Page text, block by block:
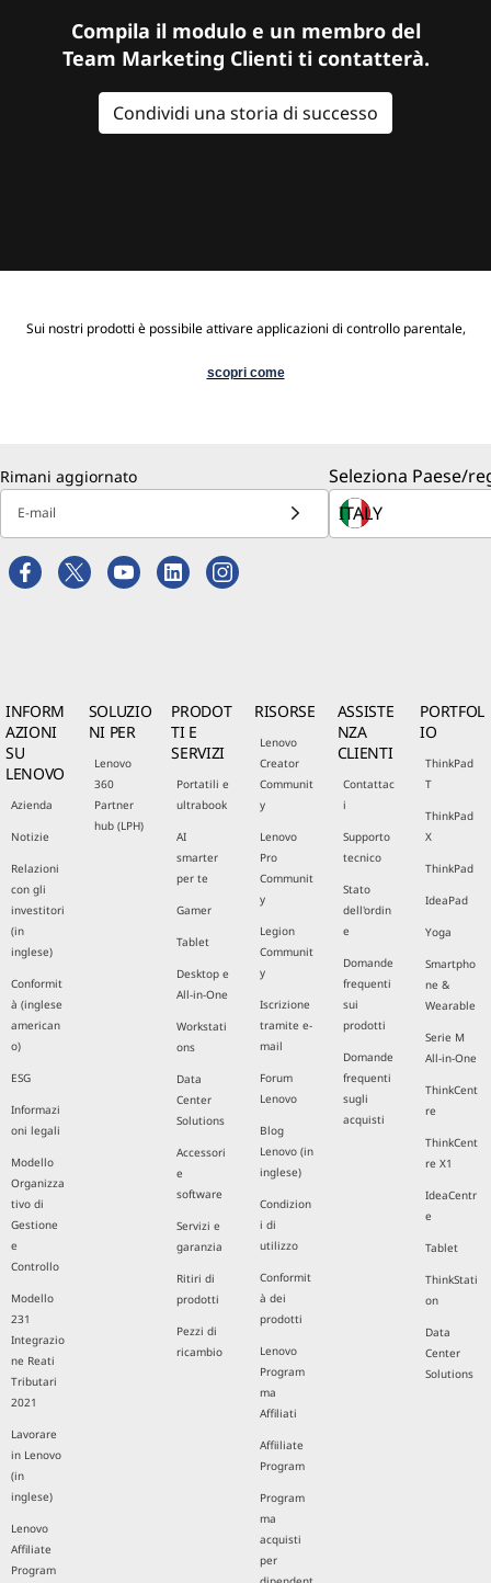
Compila il modulo e un membro del
Team Marketing Clienti ti contatterà.
Condividi una storia di successo
Sui nostri prodotti è possibile attivare applicazioni di controllo parentale,
scopri come
Rimani aggiornato
E-mail
Seleziona Paese/
INFORM
AZIONI
SU
LENOVO
Azienda
Notizie
Relazioni
con gli
investitori
(in
inglese)
Conformit
à (inglese
american
o)
ESG
Informazi
oni legali
Modello
Organizza
tivo di
Gestione
e
Controllo
Modello
231
Integrazio
ne Reati
Tributari
2021
Lavorare
in Lenovo
(in
inglese)
Lenovo
Affiliate
Program
SOLUZIO
NI PER
Lenovo
360
Partner
hub (LPH)
PRODOT
TI E
SERVIZI
Portatili e
ultrabook
AI
smarter
per te
Gamer
Tablet
Desktop e
All-in-One
Workstati
ons
Data
Center
Solutions
Accessori
e
software
Servizi e
garanzia
Ritiri di
prodotti
Pezzi di
ricambio
RISORSE
Lenovo
Creator
Communit
y
Lenovo
Pro
Communit
y
Legion
Communit
y
Iscrizione
tramite e-
mail
Forum
Lenovo
Blog
Lenovo (in
inglese)
Condizion
i di
utilizzo
Conformit
à dei
prodotti
Lenovo
Program
ma
Affiliati
Affiiliate
Program
Program
ma
acquisti
per
ASSISTE
NZA
CLIENTI
Contattac
i
Supporto
tecnico
Stato
dell'ordin
e
Domande
frequenti
sui
prodotti
Domande
frequenti
sugli
acquisti
PORTFOL
IO
ThinkPad
T
ThinkPad
X
ThinkPad
IdeaPad
Yoga
Smartpho
ne &
Wearable
Serie M
All-in-One
ThinkCent
re
ThinkCent
re X1
IdeaCentr
e
Tablet
ThinkStati
on
Data
Center
Solutions